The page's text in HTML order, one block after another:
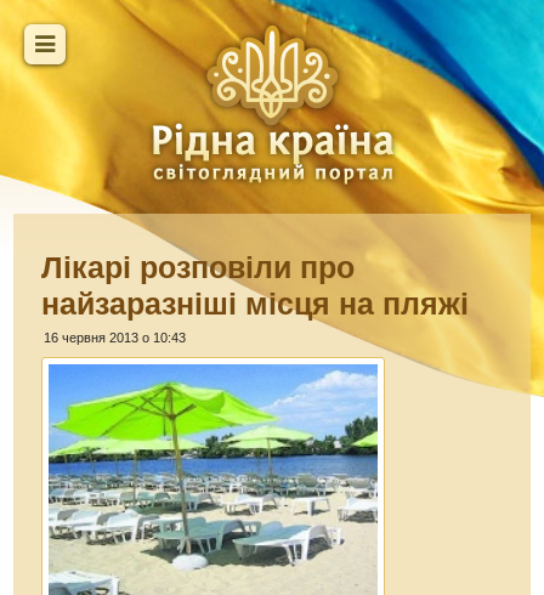
Лікарі розповіли про
найзаразніші місця на пляжі
16 червня 2013 о 10:43